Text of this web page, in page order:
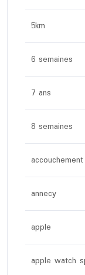
5km
6 semaines
7 ans
8 semaines
accouchement
annecy
apple
apple watch